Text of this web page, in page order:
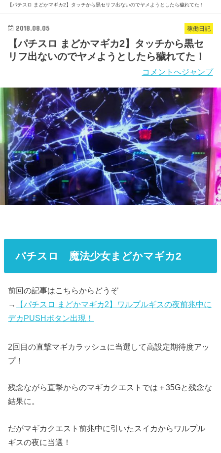
【パチスロ まどかマギカ2】タッチから黒セリフ出ないのでヤメようとしたら穢れてた！
稼働日記
2018.08.05
【パチスロ まどかマギカ2】タッチから黒セ
リフ出ないのでヤメようとしたら穢れてた！
コメントへジャンプ
パチスロ 魔法少女まどかマギカ2
前回の記事はこちらからどうぞ
→
【パチスロ まどかマギカ2】ワルプルギスの夜前兆中に
デカPUSHボタン出現！
2回目の直撃マギカラッシュに当選して高設定期待度アッ
プ！
残念ながら直撃からのマギカクエストでは＋35Gと残念な
結果に。
だがマギカクエスト前兆中に引いたスイカからワルプル
ギスの夜に当選！